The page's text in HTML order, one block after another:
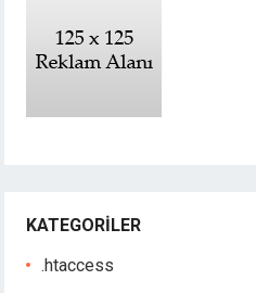
KATEGORILER
.htaccess